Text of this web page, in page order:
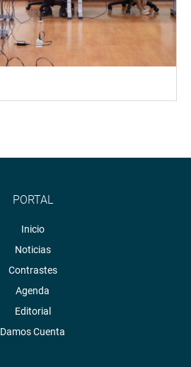
PORTAL
Inicio
Noticias
Contrastes
Agenda
Editorial
Damos Cuenta